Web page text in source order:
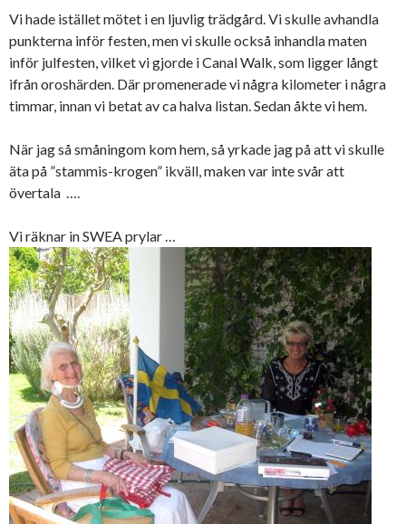
Vi hade istället mötet i en ljuvlig trädgård. Vi skulle avhandla
punkterna inför festen, men vi skulle också inhandla maten
inför julfesten, vilket vi gjorde i Canal Walk, som ligger långt
ifrån oroshärden. Där promenerade vi några kilometer i några
timmar, innan vi betat av ca halva listan. Sedan åkte vi hem.
När jag så småningom kom hem, så yrkade jag på att vi skulle
äta på ”stammis-krogen” ikväll, maken var inte svår att
övertala ….
Vi räknar in SWEA prylar …